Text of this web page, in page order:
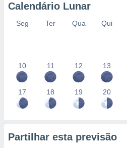
Calendário Lunar
Seg Ter Qua Qui
10 11 12 13
17 18 19 20
Partilhar esta previsão